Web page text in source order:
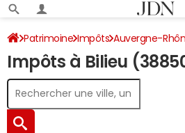
Patrimoine Impôts Auvergne-
Impôt sur le revenu
Impôts à Bilieu